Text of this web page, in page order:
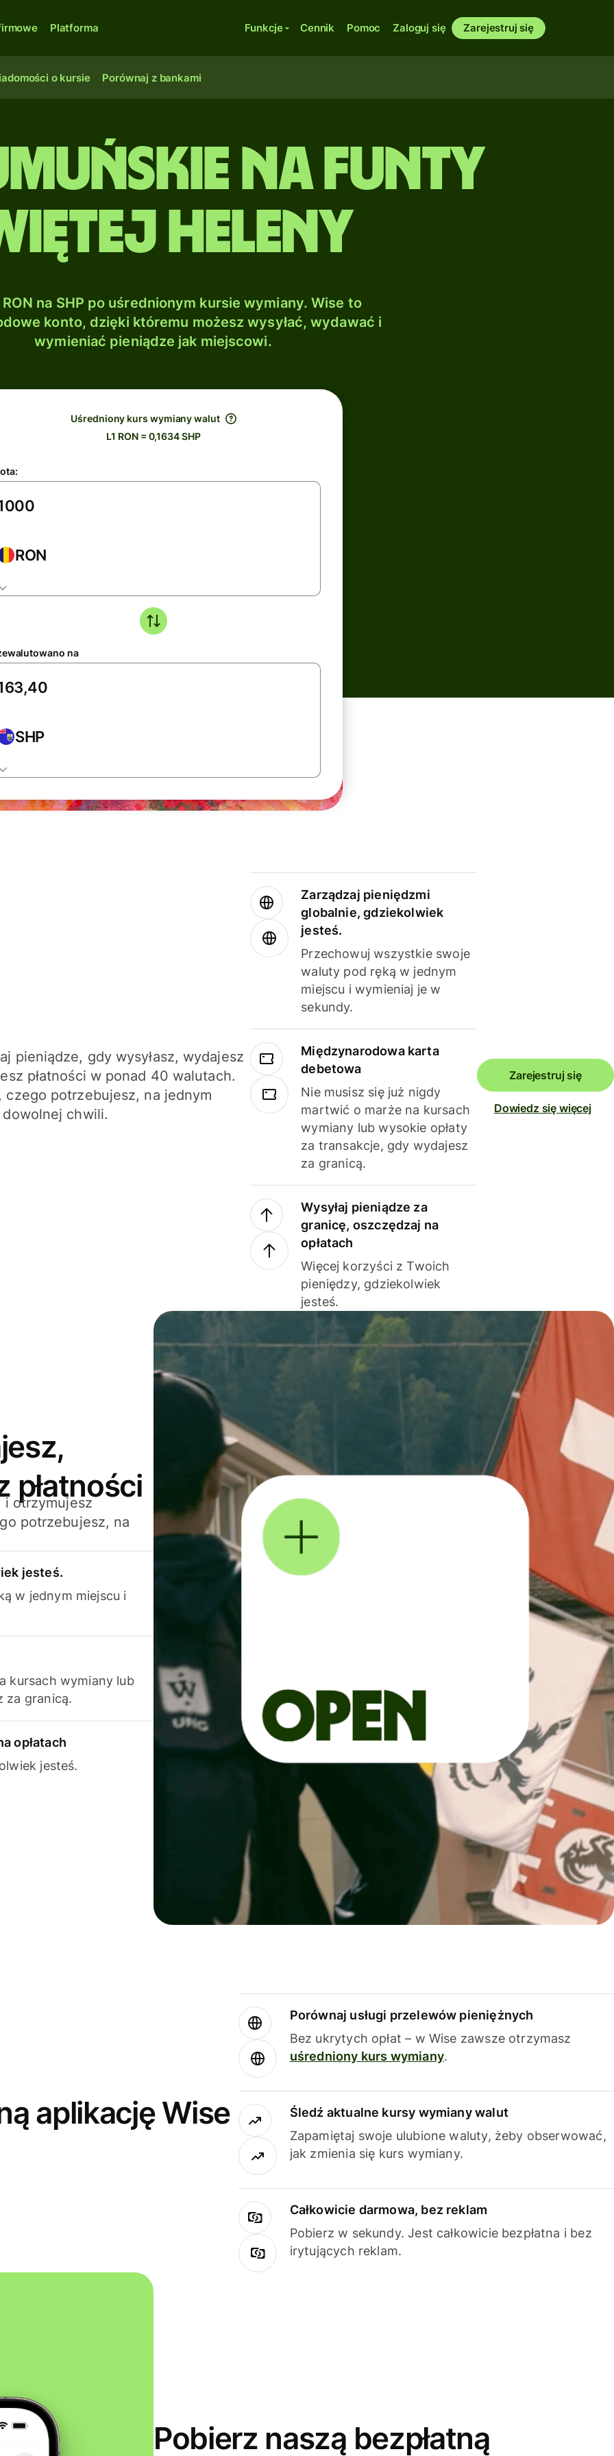
Platforma Funkcje Cennik Pomoc Zaloguj się Zarejestruj się
o kursie Porównaj z bankami
na Funty
Heleny
na SHP po uśrednionym kursie wymiany. Wise to
konto, dzięki któremu możesz wysyłać, wydawać i
wymieniać pieniądze jak miejscowi.
Uśredniony kurs wymiany walut
L1 RON = 0,1634 SHP
RON
na
SHP
pieniądze, gdy wysyłasz, wydajesz
płatności w ponad 40 walutach.
czego potrzebujesz, na jednym
chwili.
Zarządzaj pieniędzmi
globalnie, gdziekolwiek
jesteś.
Przechowuj wszystkie swoje
waluty pod ręką w jednym
miejscu i wymieniaj je w
sekundy.
Międzynarodowa karta
debetowa
Nie musisz się już nigdy
martwić o marże na kursach
wymiany lub wysokie opłaty
za transakcje, gdy wydajesz
za granicą.
Wysyłaj pieniądze za
granicę, oszczędzaj na
opłatach
Więcej korzyści z Twoich
pieniędzy, gdziekolwiek
jesteś.
Zarejestruj się
Dowiedz się więcej
płatności
i otrzymujesz
potrzebujesz, na
jesteś.
w jednym miejscu i
kursach wymiany lub
za granicą.
opłatach
jesteś.
aplikację Wise
Porównaj usługi przelewów pieniężnych
Bez ukrytych opłat – w Wise zawsze otrzymasz
uśredniony kurs wymiany.
Śledź aktualne kursy wymiany walut
Zapamiętaj swoje ulubione waluty, żeby obserwować,
jak zmienia się kurs wymiany.
Całkowicie darmowa, bez reklam
Pobierz w sekundy. Jest całkowicie bezpłatna i bez
irytujących reklam.
Pobierz naszą bezpłatną